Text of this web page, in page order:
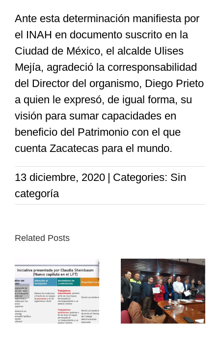
Ante esta determinación manifiesta por
el INAH en documento suscrito en la
Ciudad de México, el alcalde Ulises
Mejía, agradeció la corresponsabilidad
del Director del organismo, Diego Prieto
a quien le expresó, de igual forma, su
visión para sumar capacidades en
beneficio del Patrimonio con el que
cuenta Zacatecas para el mundo.
13 diciembre, 2020 | Categories: Sin
categoría
Related Posts